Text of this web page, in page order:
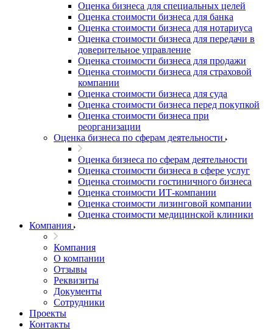
Оценка бизнеса для специальных целей
Оценка стоимости бизнеса для банка
Оценка стоимости бизнеса для нотариуса
Оценка стоимости бизнеса для передачи в
доверительное управление
Оценка стоимости бизнеса для продажи
Оценка стоимости бизнеса для страховой
компании
Оценка стоимости бизнеса для суда
Оценка стоимости бизнеса перед покупкой
Оценка стоимости бизнеса при
реорганизации
Оценка бизнеса по сферам деятельности
Оценка бизнеса по сферам деятельности
Оценка стоимости бизнеса в сфере услуг
Оценка стоимости гостиничного бизнеса
Оценка стоимости ИТ-компании
Оценка стоимости лизинговой компании
Оценка стоимости медицинской клиники
Компания
Компания
О компании
Отзывы
Реквизиты
Документы
Сотрудники
Проекты
Контакты
Выберите ваш город